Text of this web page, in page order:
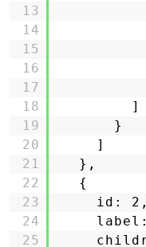
13
14
15
16
17
18
19
20
21
22
23
24
25
]
}
]
},
{
id: 2,